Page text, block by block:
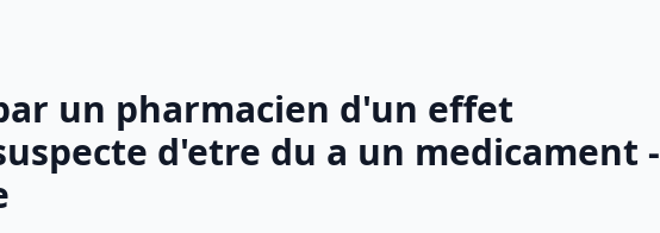
un pharmacien d'un effet
d'etre du a un medicament -